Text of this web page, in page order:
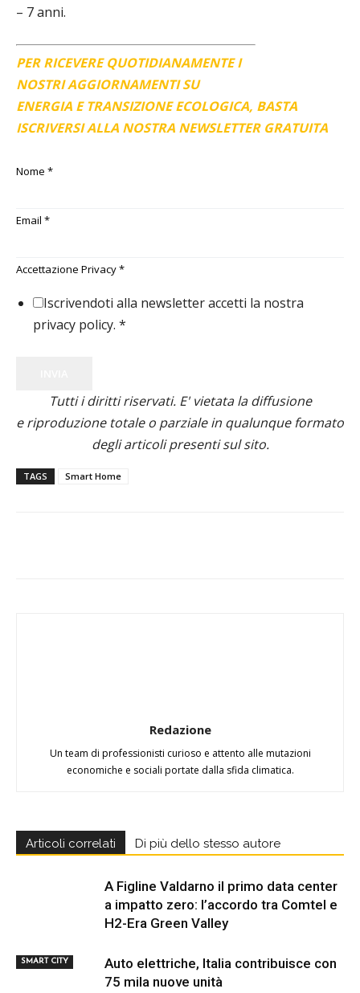
– 7 anni.
PER RICEVERE QUOTIDIANAMENTE I
NOSTRI AGGIORNAMENTI SU
ENERGIA E TRANSIZIONE ECOLOGICA, BASTA
ISCRIVERSI ALLA NOSTRA NEWSLETTER GRATUITA
Nome *
Email *
Accettazione Privacy*
Iscrivendoti alla newsletter accetti la nostra
privacy policy. *
Tutti i diritti riservati. E' vietata la diffusione
e riproduzione totale o parziale in qualunque formato
degli articoli presenti sul sito.
TAGS Smart Home
Redazione
Un team di professionisti curioso e attento alle mutazioni
economiche e sociali portate dalla sfida climatica.
Articoli correlati Di più dello stesso autore
SMART CITY
A Figline Valdarno il primo data center
a impatto zero: l’accordo tra Comtel e
H2-Era Green Valley
Auto elettriche, Italia contribuisce con
75 mila nuove unità